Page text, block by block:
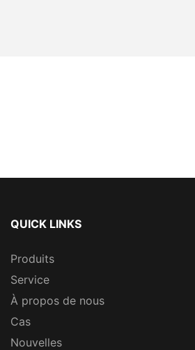
QUICK LINKS
Produits
Service
À propos de nous
Cas
Nouvelles